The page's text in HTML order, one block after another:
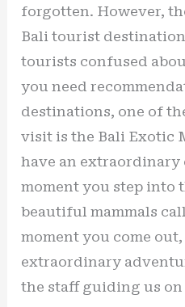
forgotten. However,
Bali tourist
tourists confused
you need
destinations, one of
visit is the Bali Exotic
have an extraordinary
moment you step into
beautiful mammals
moment you come
extraordinary
the staff guiding us on